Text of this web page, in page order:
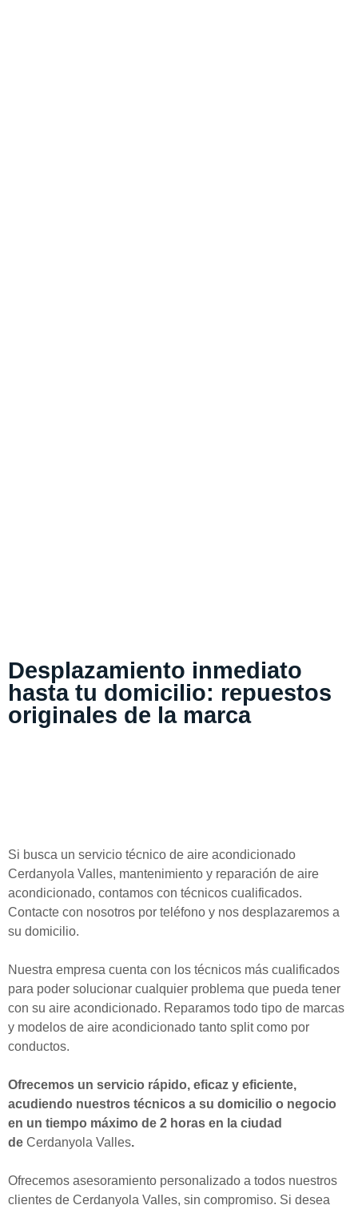
Desplazamiento inmediato
hasta tu domicilio: repuestos
originales de la marca
Si busca un servicio técnico de aire acondicionado
Cerdanyola Valles, mantenimiento y reparación de aire
acondicionado, contamos con técnicos cualificados.
Contacte con nosotros por teléfono y nos desplazaremos a
su domicilio.
Nuestra empresa cuenta con los técnicos más cualificados
para poder solucionar cualquier problema que pueda tener
con su aire acondicionado. Reparamos todo tipo de marcas
y modelos de aire acondicionado tanto split como por
conductos.
Ofrecemos un servicio rápido, eficaz y eficiente,
acudiendo nuestros técnicos a su domicilio o negocio
en un tiempo máximo de 2 horas en la ciudad
de Cerdanyola Valles.
Ofrecemos asesoramiento personalizado a todos nuestros
clientes de Cerdanyola Valles, sin compromiso. Si desea